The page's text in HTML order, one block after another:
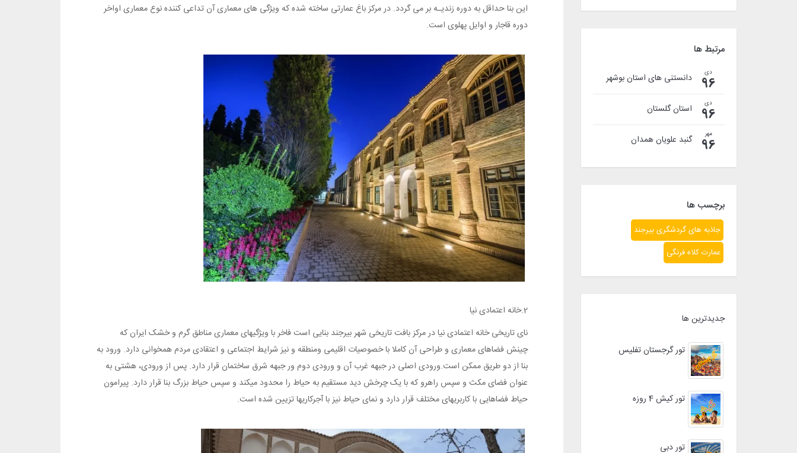
مرتبط ها
دی
96 دانستنی های استان بوشهر
دی
96 استان گلستان
مهر
96 گنبد علویان همدان
برچسب ها
جاذبه های گردشگری بیرجند
عمارت کلاه فرنگی
جدیدترین ها
تور گرجستان تفلیس
تور کیش 4 روزه
تور دبی
این بنا حداقل به دوره زندیـه بر می گردد. در مرکز باغ عمارتی ساخته شده که ویژگی های معماری آن تداعی کننده نوع معماری اواخر
دوره قاجار و اوایل پهلوی است.
2.خانه اعتمادی نیا
نای تاریخی خانه اعتمادی نیا در مرکز بافت تاریخی شهر بیرجند بنایی است فاخر با ویژگیهای معماری مناطق گرم و خشک ایران که
چینش فضاهای معماری و طراحی آن کاملا با خصوصیات اقلیمی ومنطقه و نیز شرایط اجتماعی و اعتقادی مردم همخوانی دارد. ورود به
بنا از دو طریق ممکن است.ورودی اصلی در جبهه غرب آن و ورودی دوم ور جبهه شرق ساختمان قرار دارد. پس از ورودی، هشتی به
عنوان فضای مکث و سپس راهرو که با یک چرخش دید مستقیم به حیاط را محدود میکند و سپس حیاط بزرگ بنا قرار دارد. پیرامون
حیاط فضاهایی با کاربریهای مختلف قرار دارد و نمای حیاط نیز با آجرکاریها تزیین شده است.